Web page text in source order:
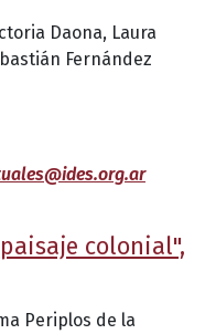
Daona, Laura
Fernández
colonial",
Periplos de la